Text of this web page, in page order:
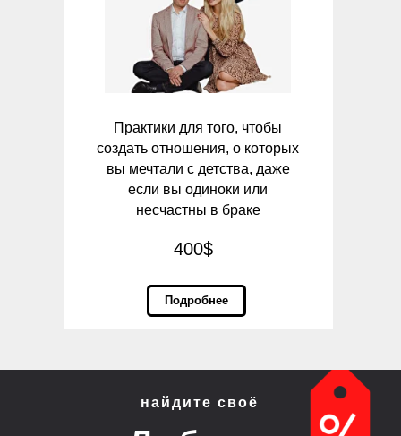
Практики для того, чтобы
создать отношения, о которых
вы мечтали с детства, даже
если вы одиноки или
несчастны в браке
Подробнее
400$
найдите своё